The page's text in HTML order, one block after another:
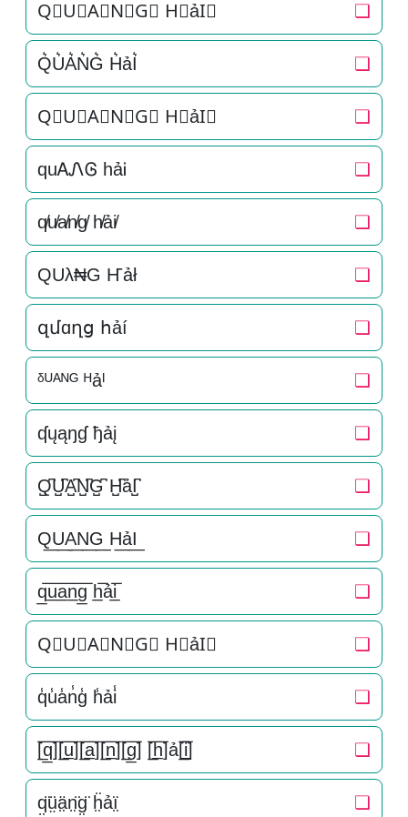
Q⃗U⃗A⃗N⃗G⃗ H⃗ảI⃗ ❏
Q͛U͛A͛N͛G͛ H͛ảI͛ ❏
Q⃒U⃒A⃒N⃒G⃒ H⃒ảI⃒ ❏
quᎪᏁᎶ hảᎥ ❏
q̸u̸a̸n̸g̸ h̸ải̸ ❏
QUλ₦G Ҥảł ❏
զմɑղց հảí ❏
ᵟᵁᴬᴺᴳ ᴴảᴵ ❏
ʠųąŋɠ ђảį ❏
Q̺͆U̺͆A̺͆N̺͆G̺͆ H̺͆ảI̺͆ ❏
Q͟U͟A͟N͟G͟ H͟ảI͟ ❏
q̲̅u̲̅a̲̅n̲̅g̲̅ h̲̅ải̲̅ ❏
Q⃣U⃣A⃣N⃣G⃣ H⃣ảI⃣ ❏
q̾u̾a̾n̾g̾ h̾ải̾ ❏
[̲̅q̲̅][̲̅u̲̅][̲̅a̲̅][̲̅n̲̅][̲̅g̲̅] [̲̅h̲̅]ả[̲̅i̲̅] ❏
q̤̈ṳ̈ä̤n̤̈g̤̈ ḧ̤ảï̤ ❏